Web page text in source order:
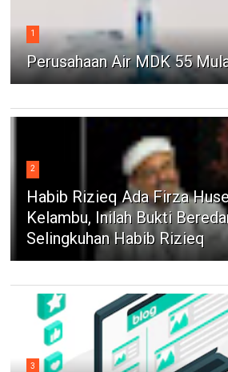
1
Perusahaan Air MDK 55
2
Habib Rizieq Ada Firza
Kelambu, Inilah Bukti
Selingkuhan Habib Rizieq
3